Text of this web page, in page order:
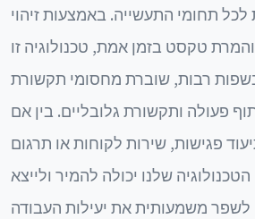
תחומי התעשייה. באמצעות זיהוי
טקסט בזמן אמת, טכנולוגיה זו
רבות, שוברת מחסומי תקשורת
פעולה ותקשורת גלובליים. בין אם
פגישות, שירות לקוחות או תרגום
שלנו יכולה להמיר ולייצא
משמעותית את יעילות העבודה